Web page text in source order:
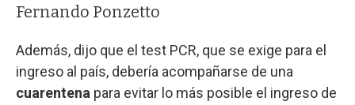
Fernando Ponzetto
Además, dijo que el test PCR, que se exige para el
ingreso al país, debería acompañarse de una
cuarentena para evitar lo más posible el ingreso de